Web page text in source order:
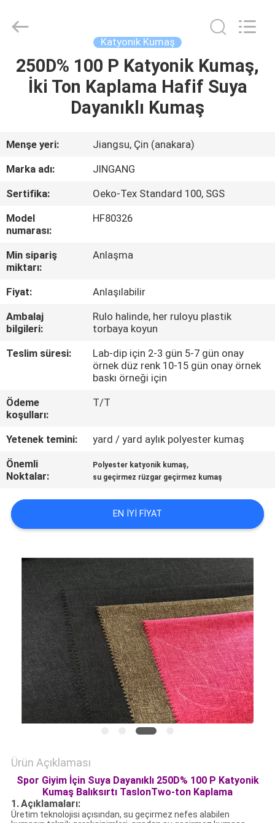
EV
HAKKIMIZDA
FABRIKA
TURU
KALITE
KONTROL
BIZIMLE
ILETIŞIME
HABERLER
VAKALAR
COMPANY
NEWS
HARITASI
PRIVACY
POLICY
Textile
Co.,Ltd.
Katyonik Kumaş
250D% 100 P Katyonik Kumaş,
İki Ton Kaplama Hafif Suya
Dayanıklı Kumaş
Menşe yeri:
Jiangsu, Çin (anakara)
Marka adı:
JINGANG
Sertifika:
Oeko-Tex Standard 100, SGS
Model
numarası:
HF80326
Min sipariş
miktarı:
Anlaşma
Fiyat:
Anlaşılabilir
Ambalaj
bilgileri:
Rulo halinde, her ruloyu plastik
torbaya koyun
Teslim süresi:
Lab-dip için 2-3 gün 5-7 gün onay
örnek düz renk 10-15 gün onay örnek
baskı örneği için
Ödeme
koşulları:
T/T
Yetenek temini:
yard / yard aylık polyester kumaş
Önemli
Noktalar:
Polyester katyonik kumaş,
su geçirmez rüzgar geçirmez kumaş
EN IYI FIYAT
Ürün Açıklaması
Spor Giyim İçin Suya Dayanıklı 250D% 100 P Katyonik
Kumaş Balıksırtı TaslonTwo-ton Kaplama
1.Açıklamaları:
Üretim teknolojisi açısından, su geçirmez nefes alabilen